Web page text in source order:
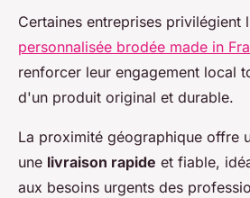
Certaines entreprises privilégient
personnalisée brodée made in
renforcer leur engagement local
d'un produit original et durable.
La proximité géographique offre
une livraison rapide et fiable,
aux besoins urgents des